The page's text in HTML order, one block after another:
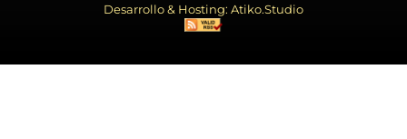
Desarrollo & Hosting: Atiko.Studio